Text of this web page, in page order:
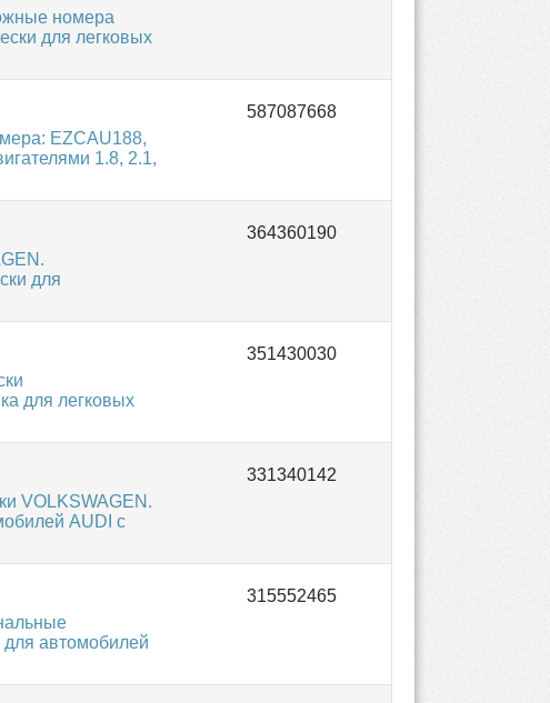
номера
для легковых
EZCAU188,
1.8, 2.1,
для
для легковых
VOLKSWAGEN.
AUDI с
автомобилей